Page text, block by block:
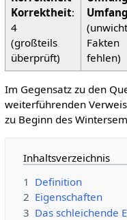
Korrektheit:
4
(großteils
überprüft)
Umfang
Fakten
fehlen)
Im Gegensatz zu den
weiterführenden
zu Beginn des
Inhaltsverzeichnis
1 Definition
2 Eigenschaften
3 Das schleichende